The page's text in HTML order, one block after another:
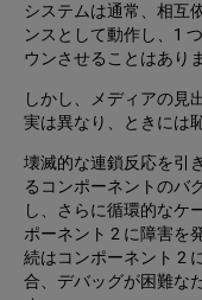
システムは通常、相互
ンスとして動作し、1
ウンさせることはあり
しかし、メディアの見
実は異なり、ときには
壊滅的な連鎖反応を引
るコンポーネントのバ
し、さらに循環的なケ
ポーネント 2 に障害を
続はコンポーネント 2
合、デバッグが困難な